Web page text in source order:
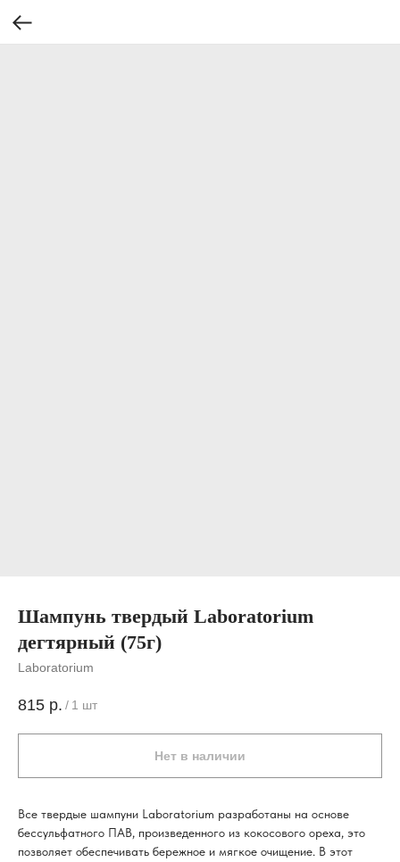
Шампунь твердый Laboratorium
дегтярный (75г)
Laboratorium
815 р. / 1 шт
Нет в наличии
Все твердые шампуни Laboratorium разработаны на основе
бессульфатного ПАВ, произведенного из кокосового ореха, это
позволяет обеспечивать бережное и мягкое очищение. В этот